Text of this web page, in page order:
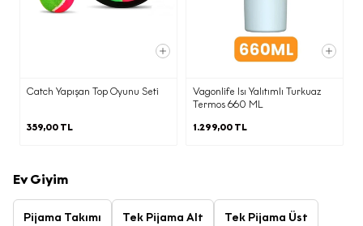
Catch Yapışan Top Oyunu Seti
359,00 TL
Vagonlife Isı Yalıtımlı Turkuaz
Termos 660 ML
1.299,00 TL
Ev Giyim
Pijama Takımı Tek Pijama Alt Tek Pijama Üst